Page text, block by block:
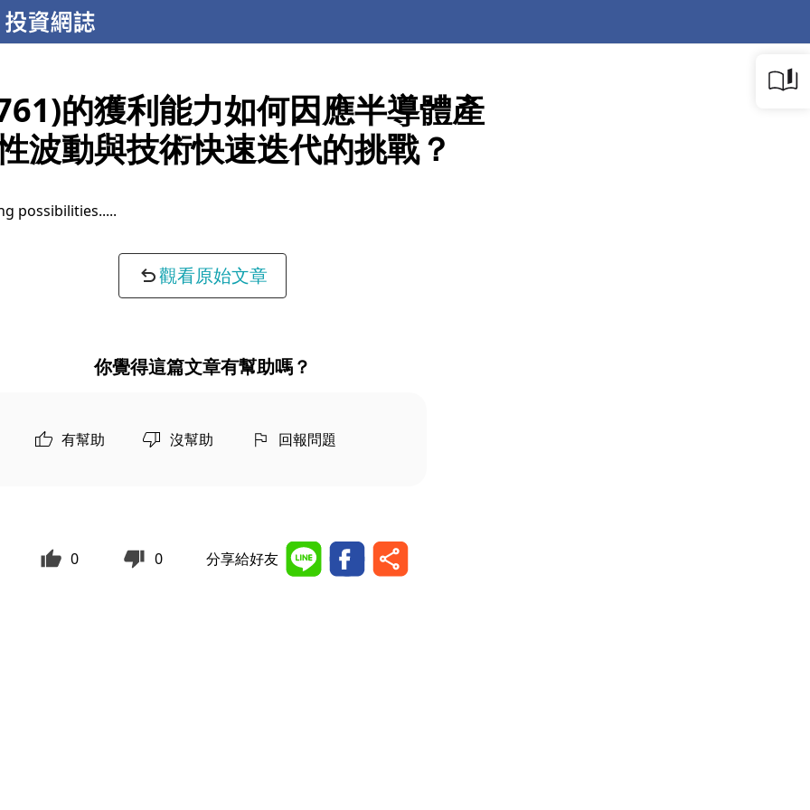
的獲利能力如何因應半導體產
波動與技術快速迭代的挑戰？
possibilities...
觀看原始文章
你覺得這篇文章有幫助嗎？
有幫助 沒幫助 回報問題
0 0 分享給好友